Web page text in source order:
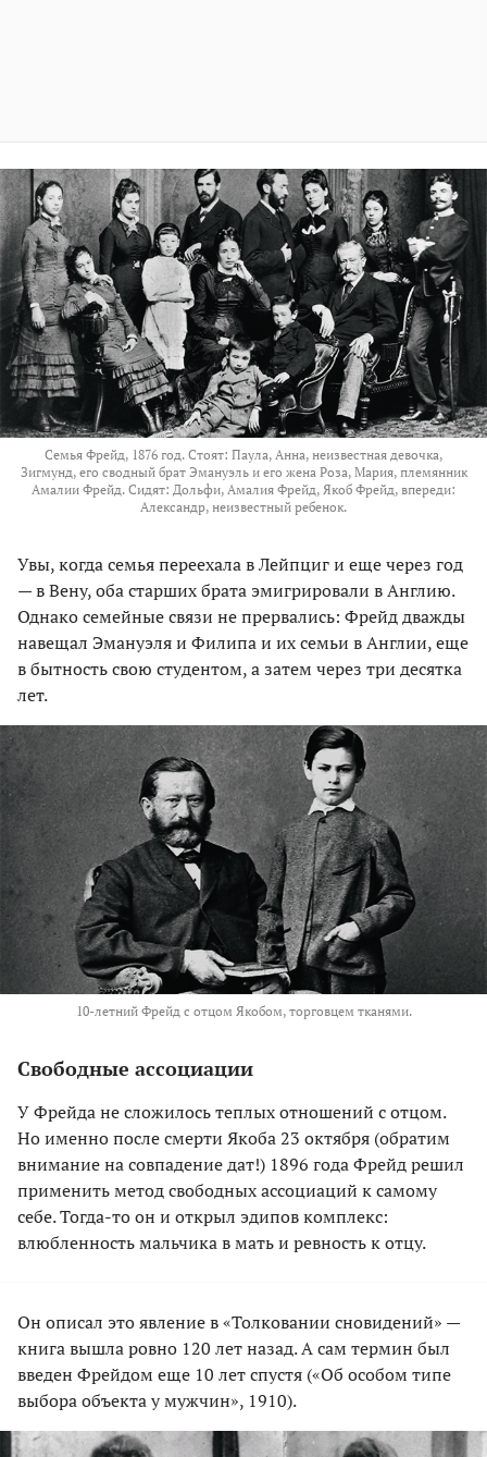
Семья Фрейд, 1876 год. Стоят: Паула, Анна, неизвестная девочка,
Зигмунд, его сводный брат Эмануэль и его жена Роза, Мария, племянник
Амалии Фрейд. Сидят: Дольфи, Амалия Фрейд, Якоб Фрейд, впереди:
Александр, неизвестный ребенок.
Увы, когда семья переехала в Лейпциг и еще через год
— в Вену, оба старших брата эмигрировали в Англию.
Однако семейные связи не прервались: Фрейд дважды
навещал Эмануэля и Филипа и их семьи в Англии, еще
в бытность свою студентом, а затем через три десятка
лет.
10-летний Фрейд с отцом Якобом, торговцем тканями.
Свободные ассоциации
У Фрейда не сложилось теплых отношений с отцом.
Но именно после смерти Якоба 23 октября (обратим
внимание на совпадение дат!) 1896 года Фрейд решил
применить метод свободных ассоциаций к самому
себе. Тогда-то он и открыл эдипов комплекс:
влюбленность мальчика в мать и ревность к отцу.
Он описал это явление в «Толковании сновидений» —
книга вышла ровно 120 лет назад. А сам термин был
введен Фрейдом еще 10 лет спустя («Об особом типе
выбора объекта у мужчин», 1910).